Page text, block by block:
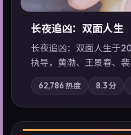
长夜追凶：双面人生
长夜追凶：双面人生于
执导，黄渤、王景春、
科技与人性的边界在实
气质；站内亦可通过「
索同类型高分佳作，畅
62,786 热度 8.3 分